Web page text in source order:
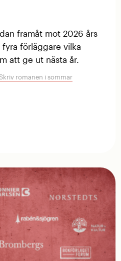
framåt mot 2026 års
förläggare vilka
att ge ut nästa år.
romanen i sommar